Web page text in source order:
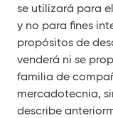
se utilizará para
y no para fines
propósitos de
venderá ni se
familia de
mercadotecnia,
describe